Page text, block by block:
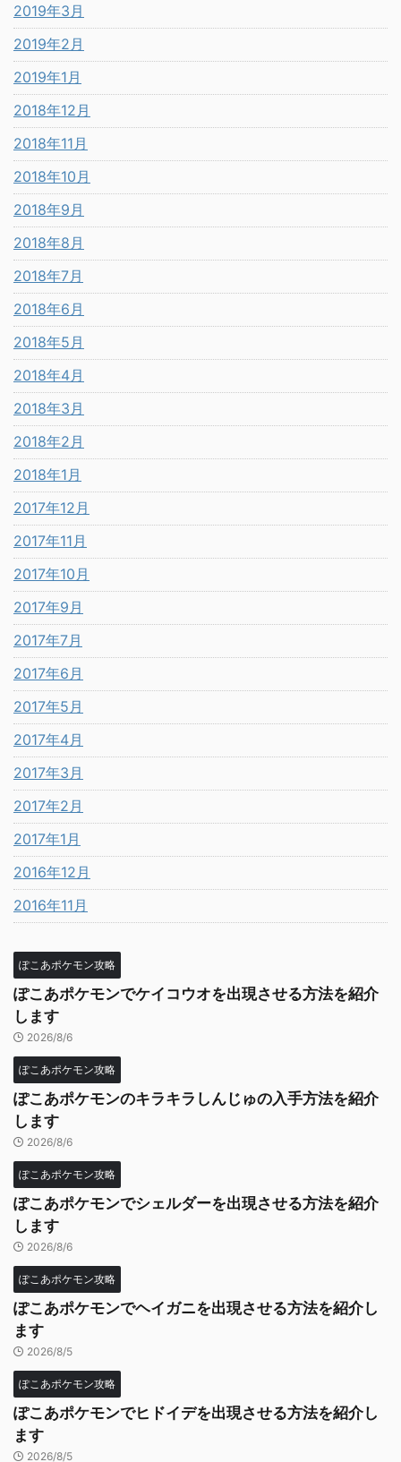
2019年3月
2019年2月
2019年1月
2018年12月
2018年11月
2018年10月
2018年9月
2018年8月
2018年7月
2018年6月
2018年5月
2018年4月
2018年3月
2018年2月
2018年1月
2017年12月
2017年11月
2017年10月
2017年9月
2017年7月
2017年6月
2017年5月
2017年4月
2017年3月
2017年2月
2017年1月
2016年12月
2016年11月
ぽこあポケモン攻略
ぽこあポケモンでケイコウオを出現させる方法を紹介
します
2026/8/6
ぽこあポケモン攻略
ぽこあポケモンのキラキラしんじゅの入手方法を紹介
します
2026/8/6
ぽこあポケモン攻略
ぽこあポケモンでシェルダーを出現させる方法を紹介
します
2026/8/6
ぽこあポケモン攻略
ぽこあポケモンでヘイガニを出現させる方法を紹介し
ます
2026/8/5
ぽこあポケモン攻略
ぽこあポケモンでヒドイデを出現させる方法を紹介し
ます
2026/8/5